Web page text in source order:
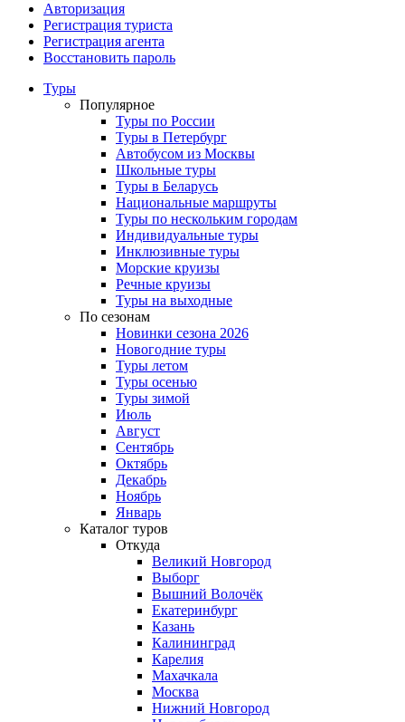
Авторизация
Регистрация туриста
Регистрация агента
Восстановить пароль
Туры
Популярное
Туры по России
Туры в Петербург
Автобусом из Москвы
Школьные туры
Туры в Беларусь
Национальные маршруты
Туры по нескольким городам
Индивидуальные туры
Инклюзивные туры
Морские круизы
Речные круизы
Туры на выходные
По сезонам
Новинки сезона 2026
Новогодние туры
Туры летом
Туры осенью
Туры зимой
Июль
Август
Сентябрь
Октябрь
Декабрь
Ноябрь
Январь
Каталог туров
Откуда
Великий Новгород
Выборг
Вышний Волочёк
Екатеринбург
Казань
Калининград
Карелия
Махачкала
Москва
Нижний Новгород